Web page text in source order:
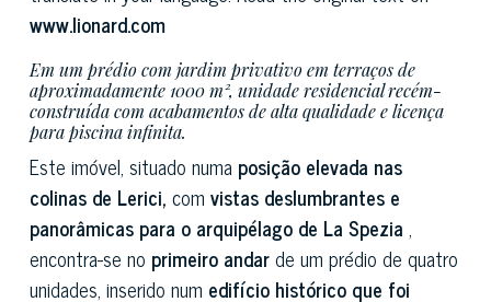
www.lionard.com
Em um prédio com jardim privativo em terraços de
aproximadamente 1000 m², unidade residencial recém-
construída com acabamentos de alta qualidade e licença
para piscina infinita.
Este imóvel, situado numa posição elevada nas
colinas de Lerici, com vistas deslumbrantes e
panorâmicas para o arquipélago de La Spezia ,
encontra-se no primeiro andarde um prédio de quatro
unidades, inserido num edifício histórico que foi